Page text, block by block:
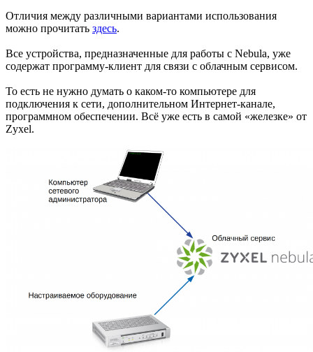
Отличия между различными вариантами использования
можно прочитать здесь.
Все устройства, предназначенные для работы с Nebula, уже
содержат программу-клиент для связи с облачным сервисом.
То есть не нужно думать о каком-то компьютере для
подключения к сети, дополнительном Интернет-канале,
программном обеспечении. Всё уже есть в самой «железке» от
Zyxel.